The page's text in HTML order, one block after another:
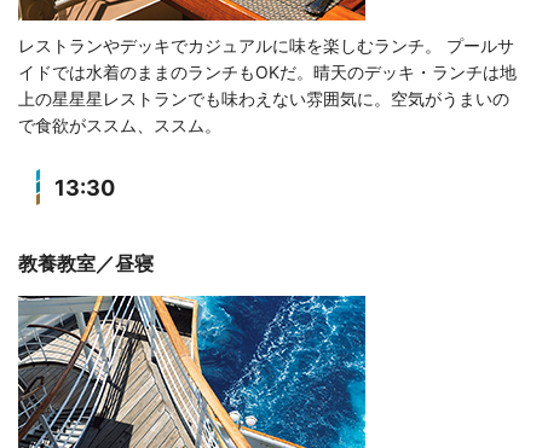
レストランやデッキでカジュアルに味を楽しむランチ。 プールサ
イドでは水着のままのランチもOKだ。晴天のデッキ・ランチは地
上の星星星レストランでも味わえない雰囲気に。空気がうまいの
で食欲がススム、ススム。
13:30
教養教室／昼寝